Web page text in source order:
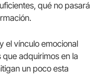
qué no pasará
el vínculo emocional
adquirimos en la
un poco esta